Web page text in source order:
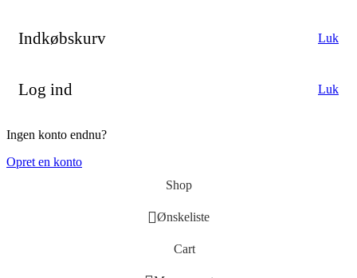
Indkøbskurv Luk
Log ind Luk
Ingen konto endnu?
Opret en konto
Shop
Ønskeliste
Cart